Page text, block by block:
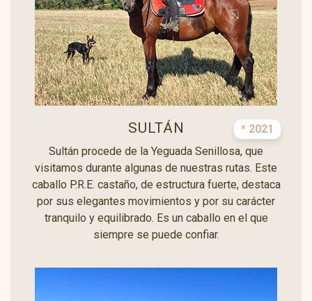
SULTÁN
* 2021
Sultán procede de la Yeguada Senillosa, que
visitamos durante algunas de nuestras rutas. Este
caballo P.R.E. castaño, de estructura fuerte, destaca
por sus elegantes movimientos y por su carácter
tranquilo y equilibrado. Es un caballo en el que
siempre se puede confiar.